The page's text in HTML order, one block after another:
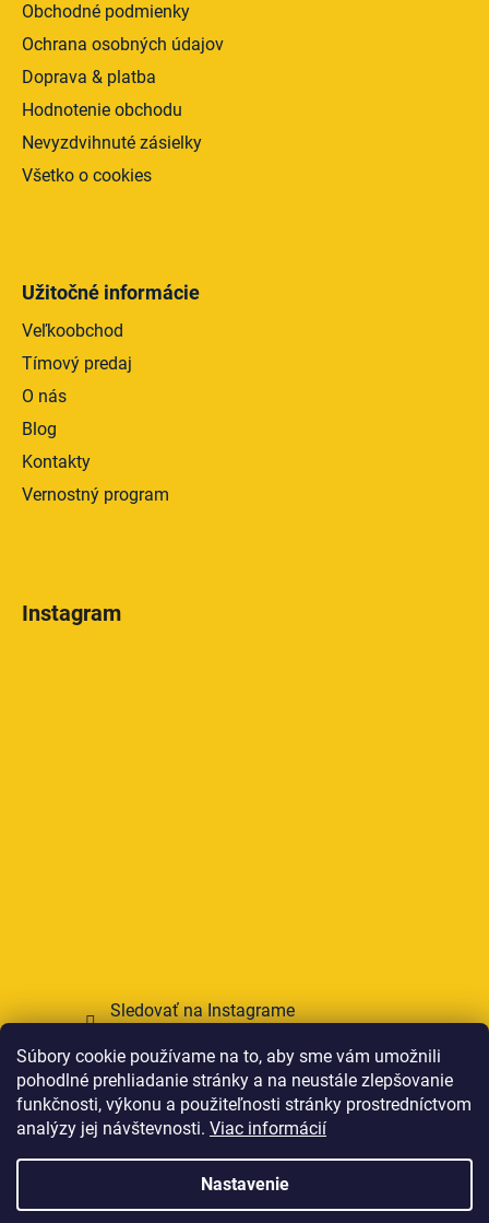
Súbory cookie používame na to, aby sme vám umožnili
pohodlné prehliadanie stránky a na neustále zlepšovanie
funkčnosti, výkonu a použiteľnosti stránky prostredníctvom
analýzy jej návštevnosti. Viac informácií
Nastavenie
Obchodné podmienky
Ochrana osobných údajov
Doprava & platba
Hodnotenie obchodu
Nevyzdvihnuté zásielky
Všetko o cookies
Užitočné informácie
Veľkoobchod
Tímový predaj
O nás
Blog
Kontakty
Vernostný program
Instagram
Sledovať na Instagrame
Prijímame online platby